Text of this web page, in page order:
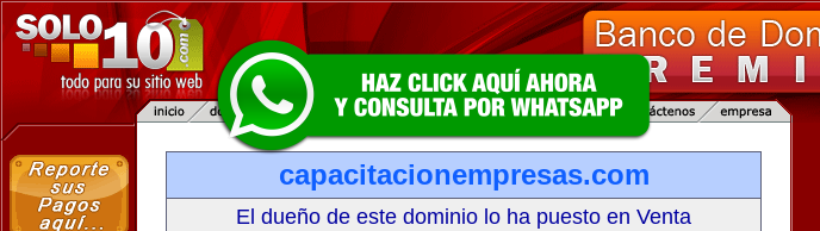
capacitacionempresas.com
El dueño de este dominio lo ha puesto en Venta